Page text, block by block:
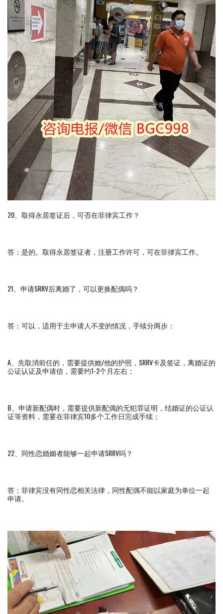
20、取得永居签证后，可否在菲律宾工作？
答：是的。取得永居签证者，注册工作许可，可在菲律宾工作。
21、申请SRRV后离婚了，可以更换配偶吗？
答：可以，适用于主申请人不变的情况，手续分两步：
A、先取消前任的，需要提供她/他的护照，SRRV卡及签证，离婚证的
公证认证及申请信，需要约1-2个月左右；
B、申请新配偶时，需要提供新配偶的无犯罪证明，结婚证的公证认
证等资料，需要在菲律宾10多个工作日完成手续；
22、同性恋婚姻者能够一起申请SRRV吗？
答：菲律宾没有同性恋相关法律，同性配偶不能以家庭为单位一起
申请。